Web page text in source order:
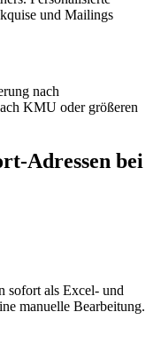
und Mailings
nach
KMU oder größeren
-Adressen bei
sofort als Excel- und
manuelle Bearbeitung.